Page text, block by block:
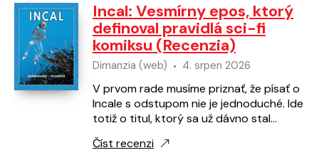
Incal: Vesmírny epos, ktorý
definoval pravidlá sci-fi
komiksu (Recenzia)
Dimanzia (web) 4. srpen 2026
V prvom rade musíme priznať, že písať o
Incale s odstupom nie je jednoduché. Ide
totiž o titul, ktorý sa už dávno stal
súčasťou komiksového kánonu a jeho
vplyv siaha…
Číst recenzi